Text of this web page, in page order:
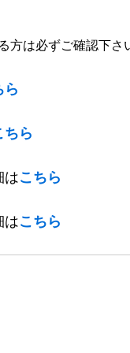
方は必ずご確認下さ
ら
ちら
はこちら
はこちら